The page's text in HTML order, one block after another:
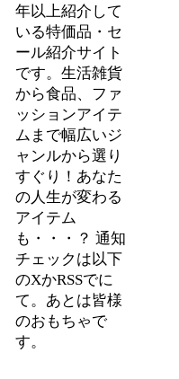
年以上紹介して
いる特価品・セ
ール紹介サイト
です。生活雑貨
から食品、ファ
ッションアイテ
ムまで幅広いジ
ャンルから選り
すぐり！あなた
の人生が変わる
アイテム
も・・・？ 通知
チェックは以下
のXかRSSでに
て。あとは皆様
のおもちゃで
す。